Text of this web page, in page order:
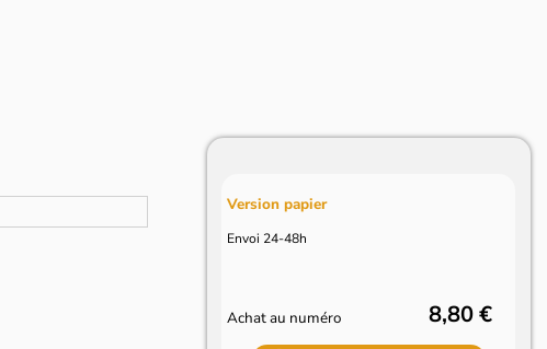
Version papier
Envoi 24-48h
Achat au numéro 8,80 €